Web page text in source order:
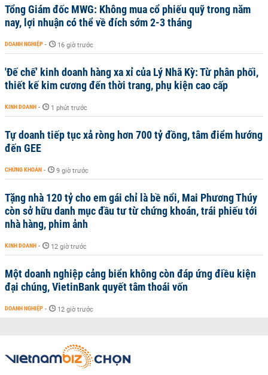
Tổng Giám đốc MWG: Không mua cổ phiếu quỹ trong năm
nay, lợi nhuận có thể về đích sớm 2-3 tháng
DOANH NGHIỆP - 16 giờ trước
'Đế chế’ kinh doanh hàng xa xỉ của Lý Nhã Kỳ: Từ phân phối,
thiết kế kim cương đến thời trang, phụ kiện cao cấp
KINH DOANH - 1 phút trước
Tự doanh tiếp tục xả ròng hơn 700 tỷ đồng, tâm điểm hướng
đến GEE
CHỨNG KHOÁN - 9 giờ trước
Tặng nhà 120 tỷ cho em gái chỉ là bề nổi, Mai Phương Thúy
còn sở hữu danh mục đầu tư từ chứng khoán, trái phiếu tới
nhà hàng, phim ảnh
KINH DOANH - 12 giờ trước
Một doanh nghiệp cảng biển không còn đáp ứng điều kiện
đại chúng, VietinBank quyết tâm thoái vốn
DOANH NGHIỆP - 12 giờ trước